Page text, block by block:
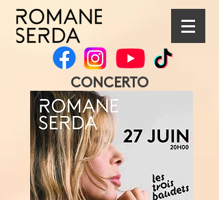
CONCERTO